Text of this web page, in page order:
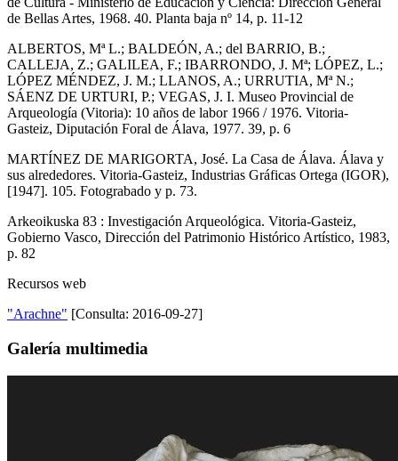
de Bellas Artes, 1968. 40. Planta baja nº 14, p. 11-12
ALBERTOS, Mª L.; BALDEÓN, A.; del BARRIO, B.;
CALLEJA, Z.; GALILEA, F.; IBARRONDO, J. Mª; LÓPEZ, L.;
LÓPEZ MÉNDEZ, J. M.; LLANOS, A.; URRUTIA, Mª N.;
SÁENZ DE URTURI, P.; VEGAS, J. I. Museo Provincial de
Arqueología (Vitoria): 10 años de labor 1966 / 1976. Vitoria-
Gasteiz, Diputación Foral de Álava, 1977. 39, p. 6
MARTÍNEZ DE MARIGORTA, José. La Casa de Álava. Álava y
sus alrededores. Vitoria-Gasteiz, Industrias Gráficas Ortega (IGOR),
[1947]. 105. Fotograbado y p. 73.
Arkeoikuska 83 : Investigación Arqueológica. Vitoria-Gasteiz,
Gobierno Vasco, Dirección del Patrimonio Histórico Artístico, 1983,
p. 82
Recursos web
"Arachne" [Consulta: 2016-09-27]
Galería multimedia